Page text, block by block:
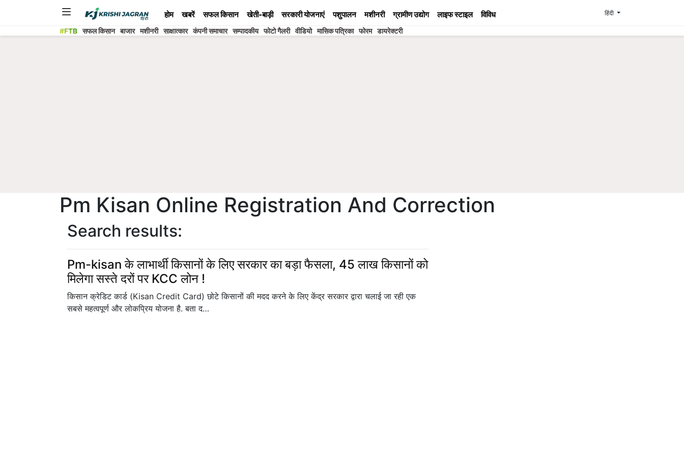
होम खबरें सफल किसान खेती-बाड़ी सरकारी योजनाएं पशुपालन मशीनरी ग्रामीण उद्योग लाइफ स्टाइल विविध हिंदी
#FTB सफल किसान बाजार मशीनरी साक्षात्कार कंपनी समाचार सम्पादकीय फोटो गैलरी वीडियो मासिक पत्रिका फोरम डायरेक्टरी
Pm Kisan Online Registration And Correction
Search results:
Pm-kisan के लाभार्थी किसानों के लिए सरकार का बड़ा फैसला, 45 लाख किसानों को
मिलेगा सस्ते दरों पर KCC लोन !
किसान क्रेडिट कार्ड (Kisan Credit Card) छोटे किसानों की मदद करने के लिए केंद्र सरकार द्वारा चलाई जा रही एक
सबसे महत्वपूर्ण और लोकप्रिय योजना है. बता द…